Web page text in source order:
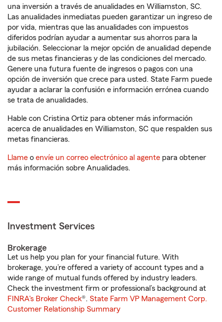
una inversión a través de anualidades en Williamston, SC.
Las anualidades inmediatas pueden garantizar un ingreso de
por vida, mientras que las anualidades con impuestos
diferidos podrían ayudar a aumentar sus ahorros para la
jubilación. Seleccionar la mejor opción de anualidad depende
de sus metas financieras y de las condiciones del mercado.
Genere una futura fuente de ingresos o pagos con una
opción de inversión que crece para usted. State Farm puede
ayudar a aclarar la confusión e información errónea cuando
se trata de anualidades.
Hable con Cristina Ortiz para obtener más información
acerca de anualidades en Williamston, SC que respalden sus
metas financieras.
Llame o envíe un correo electrónico al agente para obtener
más información sobre Anualidades.
Investment Services
Brokerage
Let us help you plan for your financial future. With
brokerage, you’re offered a variety of account types and a
wide range of mutual funds offered by industry leaders.
Check the investment firm or professional’s background at
FINRA's Broker Check®. State Farm VP Management Corp.
Customer Relationship Summary